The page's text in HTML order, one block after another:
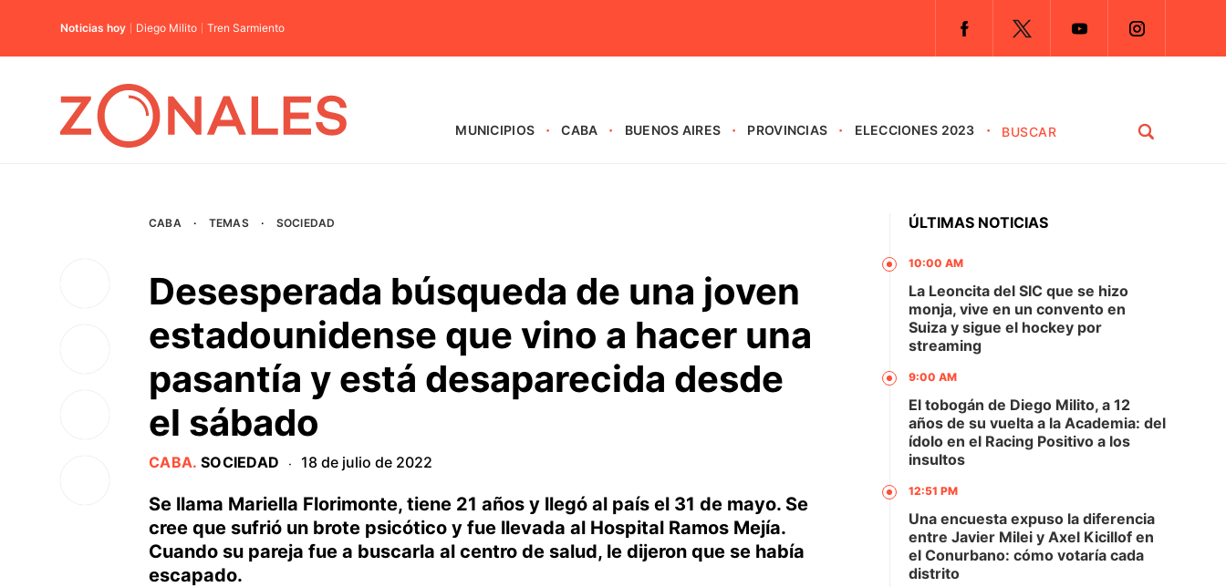
Noticias hoy Diego Milito Tren Sarmiento
MUNICIPIOS CABA BUENOS AIRES PROVINCIAS ELECCIONES 2023
CABA · TEMAS · SOCIEDAD
Desesperada búsqueda de una joven
estadounidense que vino a hacer una
pasantía y está desaparecida desde
el sábado
CABA. SOCIEDAD · 18 de julio de 2022
Se llama Mariella Florimonte, tiene 21 años y llegó al país el 31 de mayo. Se
cree que sufrió un brote psicótico y fue llevada al Hospital Ramos Mejía.
Cuando su pareja fue a buscarla al centro de salud, le dijeron que se había
escapado.
ÚLTIMAS NOTICIAS
10:00 AM
La Leoncita del SIC que se hizo
monja, vive en un convento en
Suiza y sigue el hockey por
streaming
9:00 AM
El tobogán de Diego Milito, a 12
años de su vuelta a la Academia: del
ídolo en el Racing Positivo a los
insultos
12:51 PM
Una encuesta expuso la diferencia
entre Javier Milei y Axel Kicillof en
el Conurbano: cómo votaría cada
distrito